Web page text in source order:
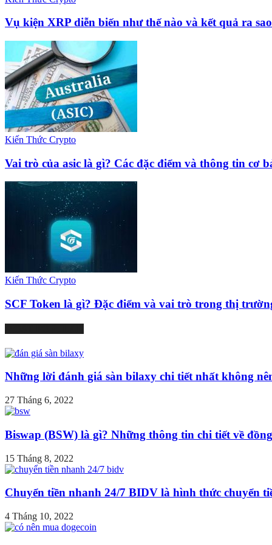
Vụ kiện XRP diễn biến như thế nào và kết quả ra
Kiến Thức Crypto
Vai trò của asic là gì? Các đặc điểm và thông tin cơ
Kiến Thức Crypto
SCF Token là gì? Đặc điểm và vai trò trong thị
Những lời đánh giá sàn bilaxy chi tiết nhất không
27 Tháng 6, 2022
Biswap (BSW) là gì? Những thông tin chi tiết về
15 Tháng 8, 2022
Chuyển tiền nhanh 24/7 BIDV là hình thức chuyển
4 Tháng 10, 2022